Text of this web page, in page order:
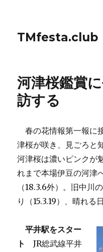
TMfesta.club
河津桜鑑賞
訪する
春の花情報第一報に
津桜が咲き、見ごろと
河津桜は濃いピンクが
れまで本場伊豆の河津
（18.3.6外）。旧中川
り（15.3.19）、晴れる
平井駅をスター
ト
JR総武線平井